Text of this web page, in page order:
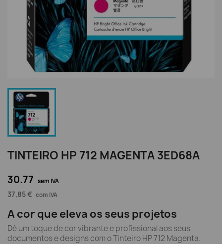
TINTEIRO HP 712 MAGENTA 3ED68A
30.77 sem IVA
37,85 € com IVA
A cor que eleva os seus projetos
Dê um toque de cor vibrante e profissional aos seus
documentos e designs com o Tinteiro HP 712 Magenta.